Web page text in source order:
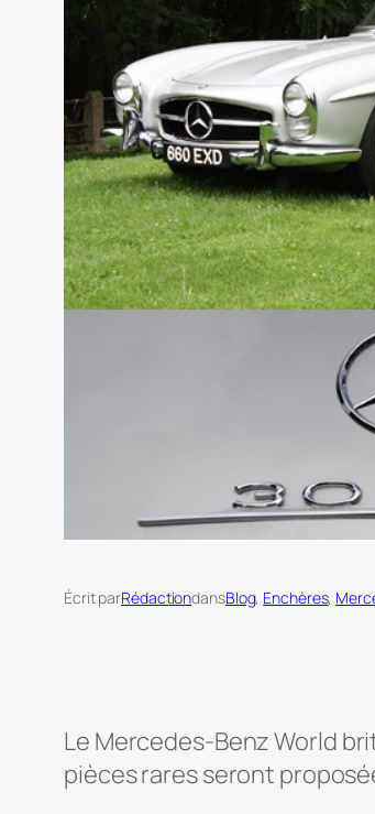
Écrit parRédactiondansBlog, Enchères,
Le Mercedes-Benz World
pièces rares seront